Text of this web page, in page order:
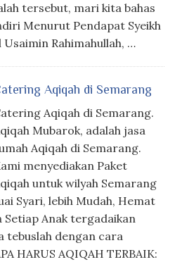
tersebut, mari kita bahas
Menurut Pendapat Syeikh
Usaimin Rahimahullah, …
Aqiqah di Semarang
Aqiqah di Semarang.
Mubarok, adalah jasa
Aqiqah di Semarang.
menyediakan Paket
untuk wilyah Semarang
Syari, lebih Mudah, Hemat
Setiap Anak tergadaikan
tebuslah dengan cara
HARUS AQIQAH TERBAIK: